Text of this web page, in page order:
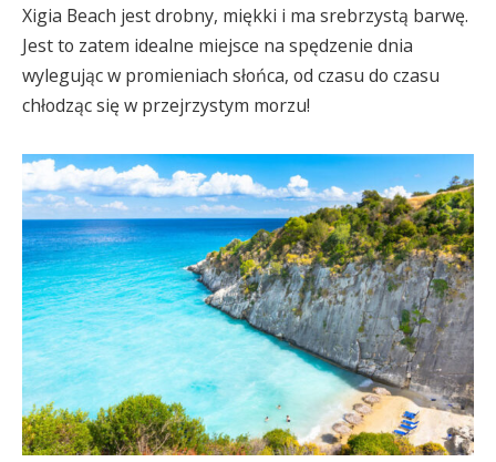
Xigia Beach jest drobny, miękki i ma srebrzystą barwę.
Jest to zatem idealne miejsce na spędzenie dnia
wylegując w promieniach słońca, od czasu do czasu
chłodząc się w przejrzystym morzu!